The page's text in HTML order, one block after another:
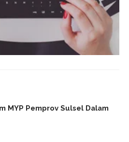
MYP Pemprov Sulsel Dalam